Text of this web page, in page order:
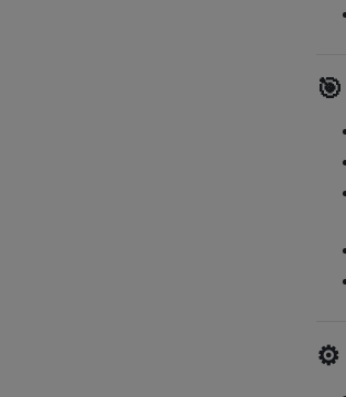
🎯
⚙️